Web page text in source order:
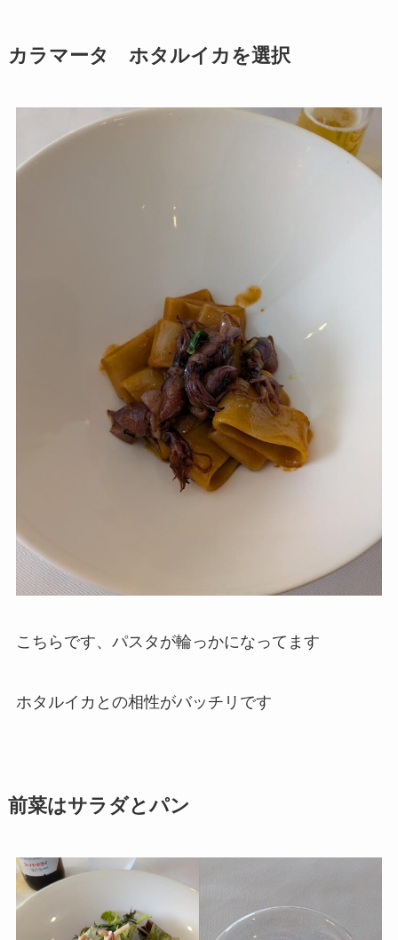
カラマータ ホタルイカを選択
こちらです、パスタが輪っかになってます
ホタルイカとの相性がバッチリです
前菜はサラダとパン